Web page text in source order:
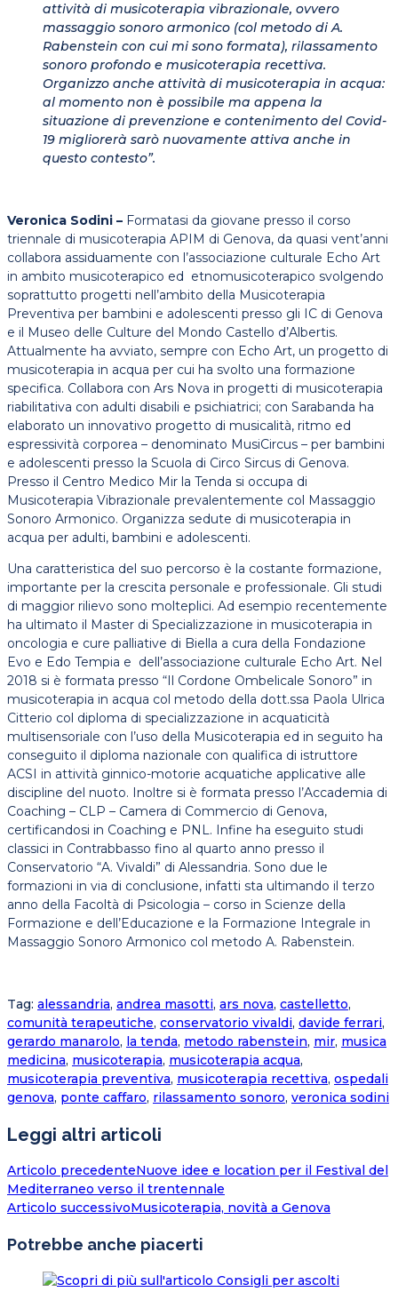
attività di musicoterapia vibrazionale, ovvero
massaggio sonoro armonico (col metodo di A.
Rabenstein con cui mi sono formata), rilassamento
sonoro profondo e musicoterapia recettiva.
Organizzo anche attività di musicoterapia in acqua:
al momento non è possibile ma appena la
situazione di prevenzione e contenimento del Covid-
19 migliorerà sarò nuovamente attiva anche in
questo contesto”.
Veronica Sodini – Formatasi da giovane presso il corso
triennale di musicoterapia APIM di Genova, da quasi vent’anni
collabora assiduamente con l’associazione culturale Echo Art
in ambito musicoterapico ed etnomusicoterapico svolgendo
soprattutto progetti nell’ambito della Musicoterapia
Preventiva per bambini e adolescenti presso gli IC di Genova
e il Museo delle Culture del Mondo Castello d’Albertis.
Attualmente ha avviato, sempre con Echo Art, un progetto di
musicoterapia in acqua per cui ha svolto una formazione
specifica. Collabora con Ars Nova in progetti di musicoterapia
riabilitativa con adulti disabili e psichiatrici; con Sarabanda ha
elaborato un innovativo progetto di musicalità, ritmo ed
espressività corporea – denominato MusiCircus – per bambini
e adolescenti presso la Scuola di Circo Sircus di Genova.
Presso il Centro Medico Mir la Tenda si occupa di
Musicoterapia Vibrazionale prevalentemente col Massaggio
Sonoro Armonico. Organizza sedute di musicoterapia in
acqua per adulti, bambini e adolescenti.
Una caratteristica del suo percorso è la costante formazione,
importante per la crescita personale e professionale. Gli studi
di maggior rilievo sono molteplici. Ad esempio recentemente
ha ultimato il Master di Specializzazione in musicoterapia in
oncologia e cure palliative di Biella a cura della Fondazione
Evo e Edo Tempia e dell’associazione culturale Echo Art. Nel
2018 si è formata presso “Il Cordone Ombelicale Sonoro” in
musicoterapia in acqua col metodo della dott.ssa Paola Ulrica
Citterio col diploma di specializzazione in acquaticità
multisensoriale con l’uso della Musicoterapia ed in seguito ha
conseguito il diploma nazionale con qualifica di istruttore
ACSI in attività ginnico-motorie acquatiche applicative alle
discipline del nuoto. Inoltre si è formata presso l’Accademia di
Coaching – CLP – Camera di Commercio di Genova,
certificandosi in Coaching e PNL. Infine ha eseguito studi
classici in Contrabbasso fino al quarto anno presso il
Conservatorio “A. Vivaldi” di Alessandria. Sono due le
formazioni in via di conclusione, infatti sta ultimando il terzo
anno della Facoltà di Psicologia – corso in Scienze della
Formazione e dell’Educazione e la Formazione Integrale in
Massaggio Sonoro Armonico col metodo A. Rabenstein.
Tag: alessandria, andrea masotti, ars nova, castelletto,
comunità terapeutiche, conservatorio vivaldi, davide ferrari,
gerardo manarolo, la tenda, metodo rabenstein, mir, musica
medicina, musicoterapia, musicoterapia acqua,
musicoterapia preventiva, musicoterapia recettiva, ospedali
genova, ponte caffaro, rilassamento sonoro, veronica sodini
Leggi altri articoli
Articolo precedenteNuove idee e location per il Festival del
Mediterraneo verso il trentennale
Articolo successivoMusicoterapia, novità a Genova
Potrebbe anche piacerti